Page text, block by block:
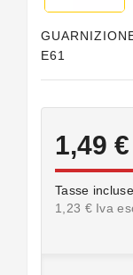
E61
1,49 €
Tasse incluse
1,23 € Iva